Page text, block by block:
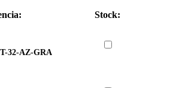
Stock:
T-32-AZ-GRA